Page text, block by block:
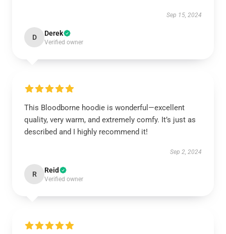
Sep 15, 2024
D Derek
Verified owner
This Bloodborne hoodie is wonderful—excellent
quality, very warm, and extremely comfy. It’s just as
described and I highly recommend it!
Sep 2, 2024
R Reid
Verified owner